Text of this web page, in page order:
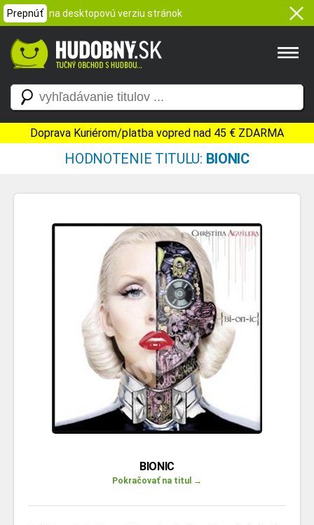
Prepnúť na desktopovú verziu stránok
Doprava Kuriérom/platba vopred nad 45 € ZDARMA
HODNOTENIE TITULU: BIONIC
BIONIC
Pokračovať na titul →